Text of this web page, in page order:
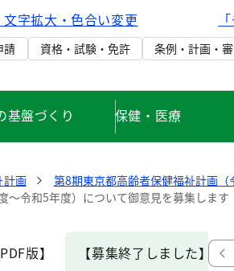
字拡大・色合い変更
請 資格・試験・免許 条例・計画・
基盤づくり 保健・医療
計画
第8期東京都高齢者保健福祉計画（
～令和5年度）について御意見を募集します
版】 【募集終了しました】